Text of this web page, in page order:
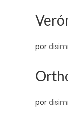
por
por